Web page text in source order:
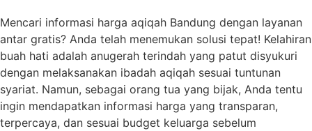
Mencari informasi harga aqiqah Bandung dengan layanan
antar gratis? Anda telah menemukan solusi tepat! Kelahiran
buah hati adalah anugerah terindah yang patut disyukuri
dengan melaksanakan ibadah aqiqah sesuai tuntunan
syariat. Namun, sebagai orang tua yang bijak, Anda tentu
ingin mendapatkan informasi harga yang transparan,
terpercaya, dan sesuai budget keluarga sebelum